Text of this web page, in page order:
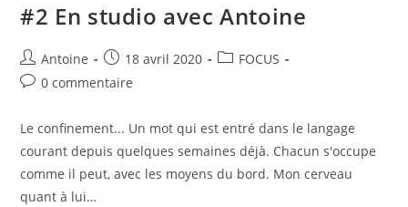
#2 En studio avec Antoine
Antoine 18 avril 2020
FOCUS
0 commentaire
Le confinement... Un mot qui est entré dans le langage
courant depuis quelques semaines déjà. Chacun s'occupe
comme il peut, avec les moyens du bord. Mon cerveau
quant à lui…